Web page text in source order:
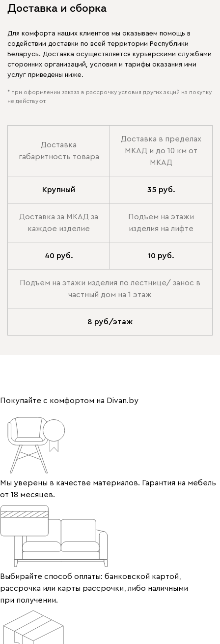
Доставка и сборка
Для комфорта наших клиентов мы оказываем помощь в
содействии доставки по всей территории Республики
Беларусь. Доставка осуществляется курьерскими службами
сторонних организаций, условия и тарифы оказания ими
услуг приведены ниже.
* при оформлении заказа в рассрочку условия других акций на покупку
не действуют.
Доставка
габаритность товара
Доставка в пределах
МКАД и до 10 км от
МКАД
Крупный 35 руб.
Доставка за МКАД за
каждое изделие
Подъем на этажи
изделия на лифте
40 руб. 10 руб.
Подъем на этажи изделия по лестнице/ занос в
частный дом на 1 этаж
8 руб/этаж
Покупайте с комфортом на Divan.by
Мы уверены в качестве материалов. Гарантия на мебель
от 18 месяцев.
Выбирайте способ оплаты: банковской картой,
рассрочка или карты рассрочки, либо наличными
при получении.